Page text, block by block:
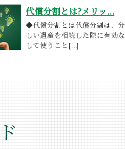
代償分割とは?メリッ...
◆代償分割とは代償分割は、
しい遺産を相続した際に有効
して使うこと[...]